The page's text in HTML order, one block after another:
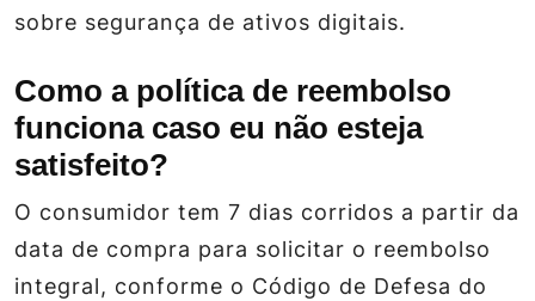
sobre segurança de ativos digitais.
Como a política de reembolso
funciona caso eu não esteja
satisfeito?
O consumidor tem 7 dias corridos a partir da
data de compra para solicitar o reembolso
integral, conforme o Código de Defesa do